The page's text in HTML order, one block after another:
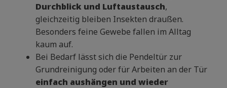
Durchblick und Luftaustausch,
gleichzeitig bleiben Insekten draußen.
Besonders feine Gewebe fallen im Alltag
kaum auf.
Bei Bedarf lässt sich die Pendeltür zur
Grundreinigung oder für Arbeiten an der Tür
einfach aushängen und wieder